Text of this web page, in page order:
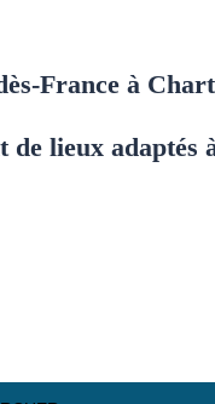
France à
lieux adaptés